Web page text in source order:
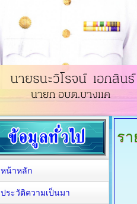
ร
หน้าหลัก
ประวัติความเป็นมา